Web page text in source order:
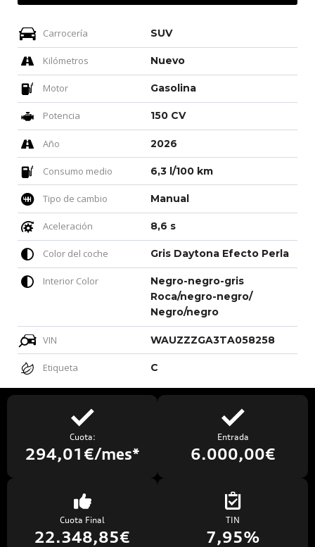
Carrocería SUV
Kilómetros Nuevo
Motor Gasolina
Potencia 150 CV
Año 2026
Consumo medio 6,3 l/100 km
Tipo de cambio Manual
Aceleración 8,6 s
Color del coche Gris Daytona Efecto Perla
Interior Color
Negro-negro-gris
Roca/negro-negro/
Negro/negro
VIN WAUZZZGA3TA058258
Etiqueta C
Cuota:
294,01€/mes*
Entrada
6.000,00€
Cuota Final
22.348,85€
TIN
7,95%